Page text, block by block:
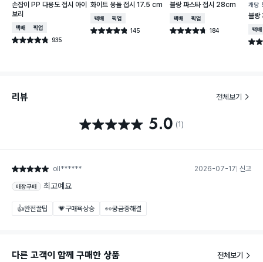
손잡이 PP 다용도 접시 아이
보리
택배배송매장픽업
별점 4.8점 935
건 작성
화이트 몽돌 접시 17.5 cm
택배배송매장픽업
별점 4.8점 145
건 작성
블랑 파스타 접시 28cm
택배배송매장픽업
별점 4.7점 184
건 작성
개당
블랑
택배
별점
리뷰 전체보기
별점 5.0점 5.0 (1)
별점 5점 oll****** 2026-07-17 신고
매장구매 최고예요
👍완전꿀팁 💗구매욕상승 👀궁금증해결
다른 고객이 함께 구매한 상품 전체보기